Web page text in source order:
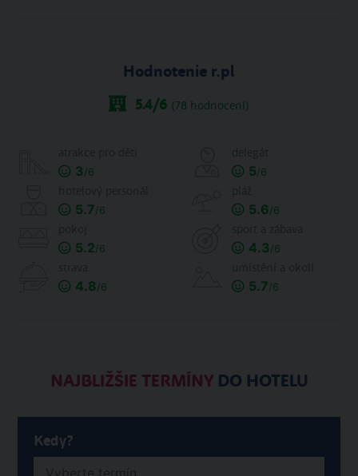
Hodnotenie r.pl
5.4/6 (78 hodnocení)
3/6 5/6
5.7/6 5.6/6
5.2/6 4.3/6
4.8/6 5.7/6
NAJBLIŽŠIE TERMÍNYDO HOTELU
Kedy?